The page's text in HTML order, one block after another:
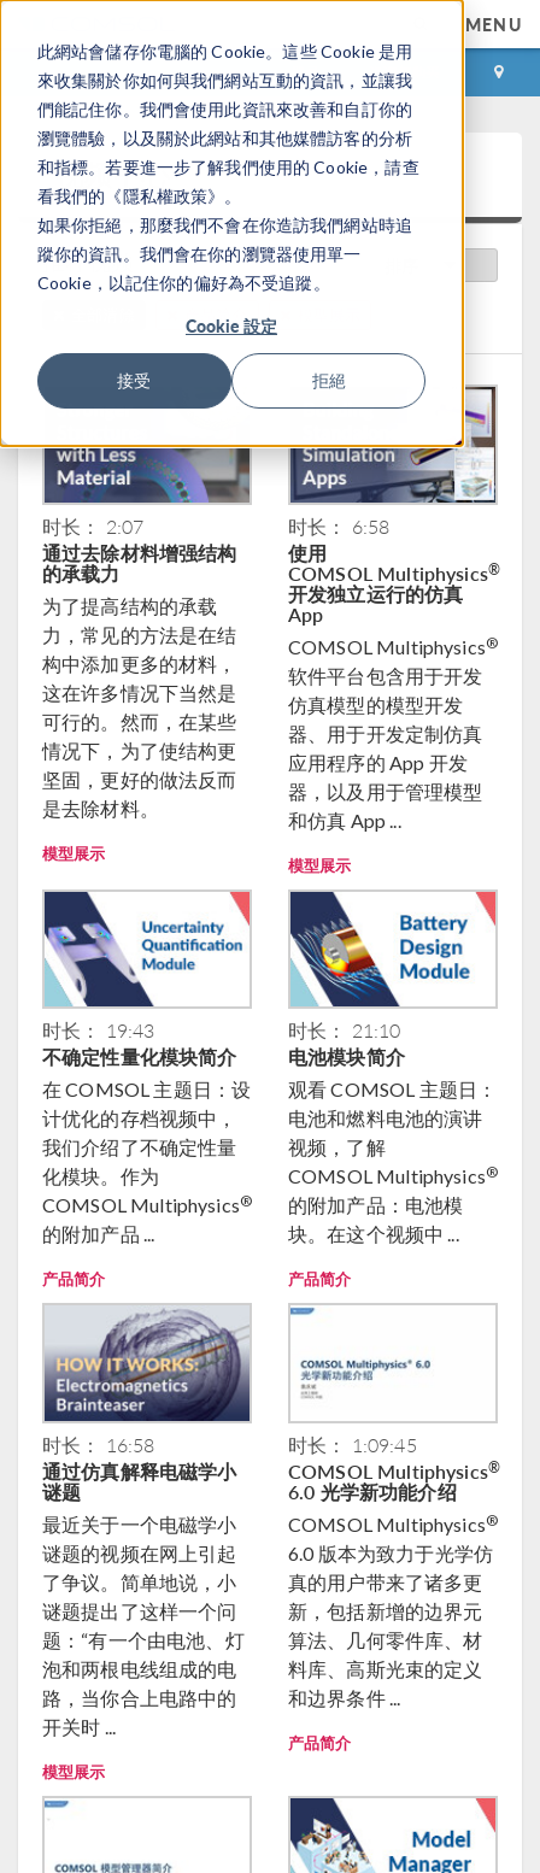
此網站會儲存你電腦的 Cookie。這些 Cookie 是用
來收集關於你如何與我們網站互動的資訊，並讓我
們能記住你。我們會使用此資訊來改善和自訂你的
瀏覽體驗，以及關於此網站和其他媒體訪客的分析
和指標。若要進一步了解我們使用的 Cookie，請查
看我們的《隱私權政策》。
如果你拒絕，那麼我們不會在你造訪我們網站時追
蹤你的資訊。我們會在你的瀏覽器使用單一
Cookie，以記住你的偏好為不受追蹤。
Cookie 設定
接受 拒絕
MENU
登录 咨询与购买
视频中心
推荐视频
产品简介
时长： 2:07
通过去除材料增强结构
的承载力
为了提高结构的承载
力，常见的方法是在结
构中添加更多的材料，
这在许多情况下当然是
可行的。然而，在某些
情况下，为了使结构更
坚固，更好的做法反而
是去除材料。
模型展示
时长： 6:58
使用
COMSOL Multiphysics®
开发独立运行的仿真
App
COMSOL Multiphysics®
软件平台包含用于开发
仿真模型的模型开发
器、用于开发定制仿真
应用程序的 App 开发
器，以及用于管理模型
和仿真 App ...
模型展示
时长： 19:43
不确定性量化模块简介
在 COMSOL 主题日：设
计优化的存档视频中，
我们介绍了不确定性量
化模块。作为
COMSOL Multiphysics®
的附加产品 ...
产品简介
时长： 21:10
电池模块简介
观看 COMSOL 主题日：
电池和燃料电池的演讲
视频，了解
COMSOL Multiphysics®
的附加产品：电池模
块。在这个视频中 ...
产品简介
时长： 16:58
通过仿真解释电磁学小
谜题
最近关于一个电磁学小
谜题的视频在网上引起
了争议。简单地说，小
谜题提出了这样一个问
题：“有一个由电池、灯
泡和两根电线组成的电
路，当你合上电路中的
开关时 ...
模型展示
时长： 1:09:45
COMSOL Multiphysics®
6.0 光学新功能介绍
COMSOL Multiphysics®
6.0 版本为致力于光学仿
真的用户带来了诸多更
新，包括新增的边界元
算法、几何零件库、材
料库、高斯光束的定义
和边界条件 ...
产品简介